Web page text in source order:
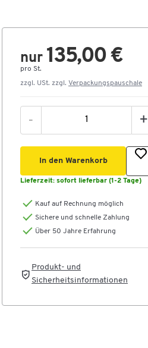
nur 135,00 €
pro St.
zzgl. USt. zzgl. Verpackungspauschale
- +
In den Warenkorb
Lieferzeit: sofort lieferbar (1-2 Tage)
Kauf auf Rechnung möglich
Sichere und schnelle Zahlung
Über 50 Jahre Erfahrung
Produkt- und
Sicherheitsinformationen